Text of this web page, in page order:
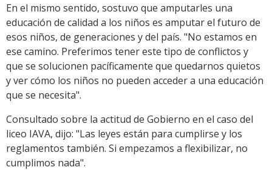
En el mismo sentido, sostuvo que amputarles una
educación de calidad a los niños es amputar el futuro de
esos niños, de generaciones y del país. "No estamos en
ese camino. Preferimos tener este tipo de conflictos y
que se solucionen pacíficamente que quedarnos quietos
y ver cómo los niños no pueden acceder a una educación
que se necesita".
Consultado sobre la actitud de Gobierno en el caso del
liceo IAVA, dijo: "Las leyes están para cumplirse y los
reglamentos también. Si empezamos a flexibilizar, no
cumplimos nada".